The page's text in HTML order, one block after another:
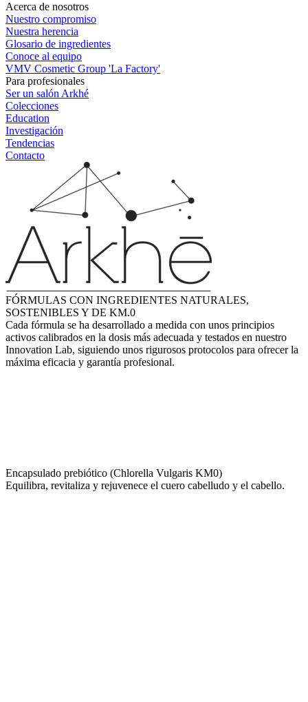
Acerca de nosotros
Nuestro compromiso
Nuestra herencia
Glosario de ingredientes
Conoce al equipo
VMV Cosmetic Group 'La Factory'
Para profesionales
Ser un salón Arkhé
Colecciones
Education
Investigación
Tendencias
Contacto
FÓRMULAS CON INGREDIENTES NATURALES,
SOSTENIBLES Y DE KM.0
Cada fórmula se ha desarrollado a medida con unos principios
activos calibrados en la dosis más adecuada y testados en nuestro
Innovation Lab, siguiendo unos rigurosos protocolos para ofrecer la
máxima eficacia y garantía profesional.
Encapsulado prebiótico (Chlorella Vulgaris KM0)
Equilibra, revitaliza y rejuvenece el cuero cabelludo y el cabello.